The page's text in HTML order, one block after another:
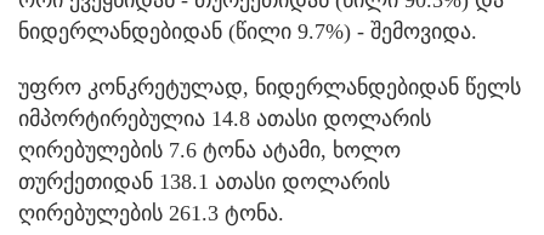
ნიდერლანდებიდან (წილი 9.7%) - შემოვიდა.
უფრო კონკრეტულად, ნიდერლანდებიდან წელს
იმპორტირებულია 14.8 ათასი დოლარის
ღირებულების 7.6 ტონა ატამი, ხოლო
თურქეთიდან 138.1 ათასი დოლარის
ღირებულების 261.3 ტონა.